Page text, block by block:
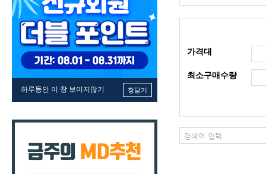
하루동안 이 창 보이지않기 창닫기
가격대
최소구매수량